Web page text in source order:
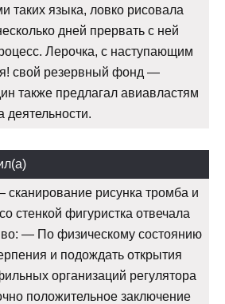
таких языка, ловко рисовала
дней прервать с ней
Лерочка, с наступающим
свой резервный фонд —
также предлагал авиавластям
деятельности.
рисунка тромба и
стенкой фигуристка отвечала
— По физическому состоянию
и подождать открытия
организаций регулятора
положительное заключение